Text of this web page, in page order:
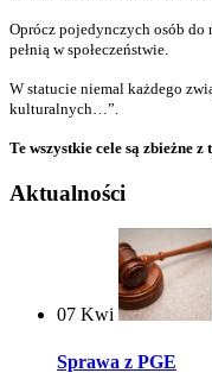
Oprócz pojedynczych osób do
pełnią w społeczeństwie.
W statucie niemal każdego
kulturalnych…”.
Te wszystkie cele są zbieżne
Aktualności
07 Kwi
Sprawa z PGE